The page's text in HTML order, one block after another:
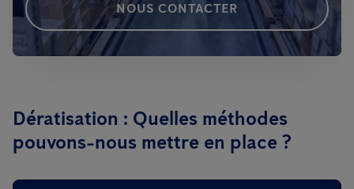
NOUS CONTACTER
Dératisation : Quelles méthodes
pouvons-nous mettre en place ?